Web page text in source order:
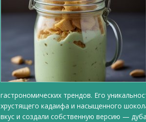
гастрономических трендов. Его
хрустящего кадаифа и насыщенного
вкус и создали собственную версию —